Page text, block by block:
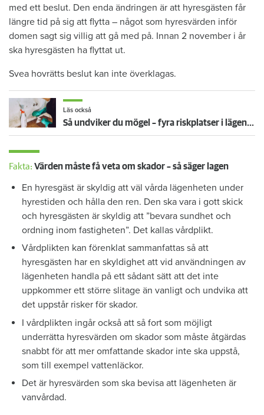
med ett beslut. Den enda ändringen är att hyresgästen får
längre tid på sig att flytta – något som hyresvärden inför
domen sagt sig villig att gå med på. Innan 2 november i år
ska hyresgästen ha flyttat ut.
Svea hovrätts beslut kan inte överklagas.
Läs också
Så undviker du mögel – fyra riskplatser i lägenheten: ”Måste städa bort”
Fakta: Värden måste få veta om skador – så säger lagen
En hyresgäst är skyldig att väl vårda lägenheten under
hyrestiden och hålla den ren. Den ska vara i gott skick
och hyresgästen är skyldig att ”bevara sundhet och
ordning inom fastigheten”. Det kallas vårdplikt.
Vårdplikten kan förenklat sammanfattas så att
hyresgästen har en skyldighet att vid användningen av
lägenheten handla på ett sådant sätt att det inte
uppkommer ett större slitage än vanligt och undvika att
det uppstår risker för skador.
I vårdplikten ingår också att så fort som möjligt
underrätta hyresvärden om skador som måste åtgärdas
snabbt för att mer omfattande skador inte ska uppstå,
som till exempel vattenläckor.
Det är hyresvärden som ska bevisa att lägenheten är
vanvårdad.